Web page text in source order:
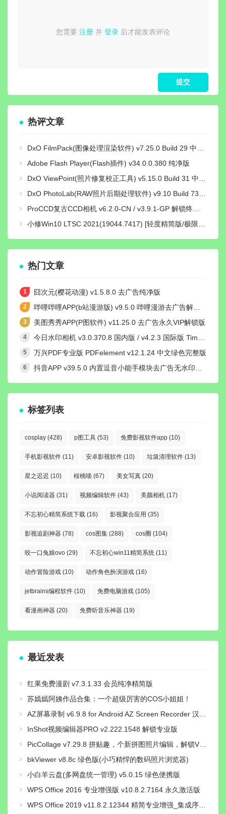
您需要 注册 并 登录 后才能发表评论
请登录或 注册后再发表评论！
热评文章
DxO FilmPack(图像处理渲染软件) v7.25.0 Build 29 中文绿色激活版
Adobe Flash Player(Flash插件) v34.0.0.380 纯净版
DxO ViewPoint(照片修复校正工具) v5.15.0 Build 31 中文绿色便携版
DxO PhotoLab(RAW照片后期处理软件) v9.10 Build 736 中文激活版
ProCCD复古CCD相机 v6.2.0-CN / v3.9.1-GP 解锁终身pro会员版
小修Win10 LTSC 2021(19044.7417) [轻度精简版/极限精简版]
热门文章
囧次元(樱花动漫) v1.5.8.0 去广告纯净版
哔哩哔哩APP(b站漫游版) v9.5.0 哔哩漫游去广告解除版权受限
美图秀秀APP(P图软件) v11.25.0 去广告永久VIP解锁版
今日水印相机 v3.0.370.8 国内版 / v4.2.3 国际版 Timemark高级VIP会员解锁版
万兴PDF专业版 PDFelement v12.1.24 中文绿色完整版
抖音APP v39.5.0 内置逗音小能手模块去广告无水印纯净版
标签列表
cosplay (428) p图工具 (53) 免费影视软件app (10)
手机影视软件 (11) 安卓影视软件 (10) 垃圾清理软件 (13)
星之迟迟 (10) 桜桃喵 (67) 美女写真 (20)
小说阅读器 (31) 视频编辑软件 (43) 美颜相机 (17)
不忘初心精简系统下载 (16) 影视聚合应用 (35)
影视追剧神器 (78) cos图集 (288) cos圈 (104)
咬一口兔娘ovo (29) 不忘初心win11精简系统 (11)
动作冒险游戏 (10) 动作角色扮演游戏 (16)
jetbrains编程软件 (10) 免费电脑游戏 (105)
看漫画神器 (20) 免费听音乐神器 (19)
最近发表
红果免费漫剧 v7.3.1.33 会员纯净精简版
苏嫣嫣阿姨作品合集：一个超级厉害的COS小姐姐！
AZ屏幕录制 v6.9.8 for Android AZ Screen Recorder 汉化免root解锁高级版
InShot视频编辑器PRO v2.222.1548 解锁专业版
PicCollage v7.29.8 拼贴趣，个新拼图照片编辑，解锁VIP会员版
bkViewer v8.8c 绿色版(小巧精悍的数码照片浏览器)
小白羊云盘(多网盘统一管理) v5.0.15 绿色便携版
WPS Office 2016 专业增强版 v10.8.2.7164 永久激活版
WPS Office 2019 v11.8.2.12344 精简专业增强_集成序列号版